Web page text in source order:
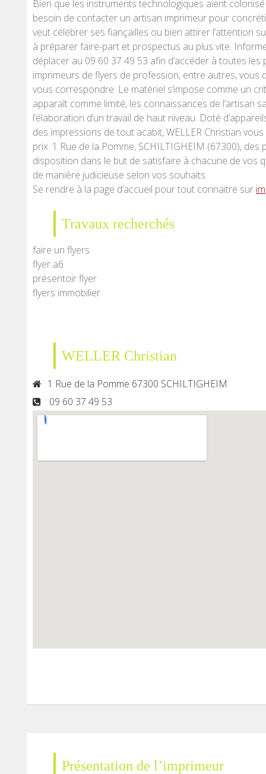
Bien que les instruments technologiques aient
besoin de contacter un artisan imprimeur pour
veut célébrer ses fiançailles ou bien attirer l’attention
à préparer faire-part et prospectus au plus vite.
déplacer au 09 60 37 49 53 afin d’accéder à toutes
imprimeurs de flyers de profession, entre autres,
vous correspondre. Le matériel s’impose comme un
apparaît comme limité, les connaissances de l’artisan
l’élaboration d’un travail de haut niveau. Doté
des impressions de tout acabit, WELLER Christian
prix. 1 Rue de la Pomme, SCHILTIGHEIM (67300),
disposition dans le but de satisfaire à chacune de vos
de manière judicieuse selon vos souhaits.
Se rendre à la page d’accueil pour tout connaitre sur
Travaux recherchés
faire un flyers
flyer a6
présentoir flyer
flyers immobilier
WELLER Christian
1 Rue de la Pomme 67300 SCHILTIGHEIM
09 60 37 49 53
Présentation de l’imprimeur